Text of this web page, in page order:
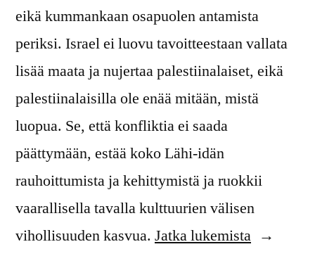
eikä kummankaan osapuolen antamista
periksi. Israel ei luovu tavoitteestaan vallata
lisää maata ja nujertaa palestiinalaiset, eikä
palestiinalaisilla ole enää mitään, mistä
luopua. Se, että konfliktia ei saada
päättymään, estää koko Lähi-idän
rauhoittumista ja kehittymistä ja ruokkii
vaarallisella tavalla kulttuurien välisen
vihollisuuden kasvua. Jatka lukemista